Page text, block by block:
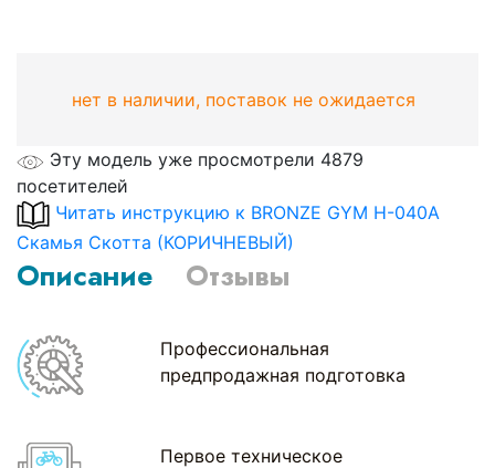
нет в наличии, поставок не ожидается
Эту модель уже просмотрели 4879
посетителей
Читать инструкцию к BRONZE GYM H-040A
Скамья Скотта (КОРИЧНЕВЫЙ)
Описание Отзывы
Профессиональная
предпродажная подготовка
Первое техническое